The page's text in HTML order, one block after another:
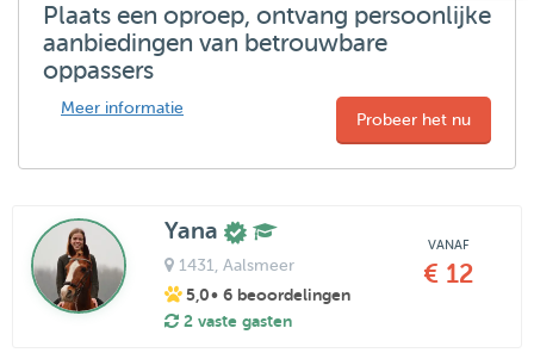
Plaats een oproep, ontvang persoonlijke
aanbiedingen van betrouwbare
oppassers
Meer informatie
Probeer het nu
Yana
1431 , Aalsmeer
5,0• 6 beoordelingen
2 vaste gasten
VANAF
€ 12